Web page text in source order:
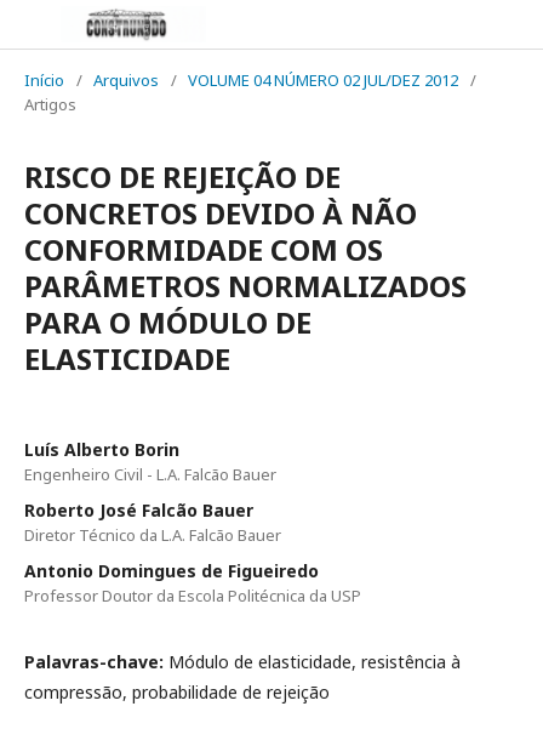
Início / Arquivos / VOLUME 04 NÚMERO 02 JUL/DEZ 2012 /
Artigos
RISCO DE REJEIÇÃO DE
CONCRETOS DEVIDO À NÃO
CONFORMIDADE COM OS
PARÂMETROS NORMALIZADOS
PARA O MÓDULO DE
ELASTICIDADE
Luís Alberto Borin
Engenheiro Civil - L.A. Falcão Bauer
Roberto José Falcão Bauer
Diretor Técnico da L.A. Falcão Bauer
Antonio Domingues de Figueiredo
Professor Doutor da Escola Politécnica da USP
Palavras-chave: Módulo de elasticidade, resistência à
compressão, probabilidade de rejeição